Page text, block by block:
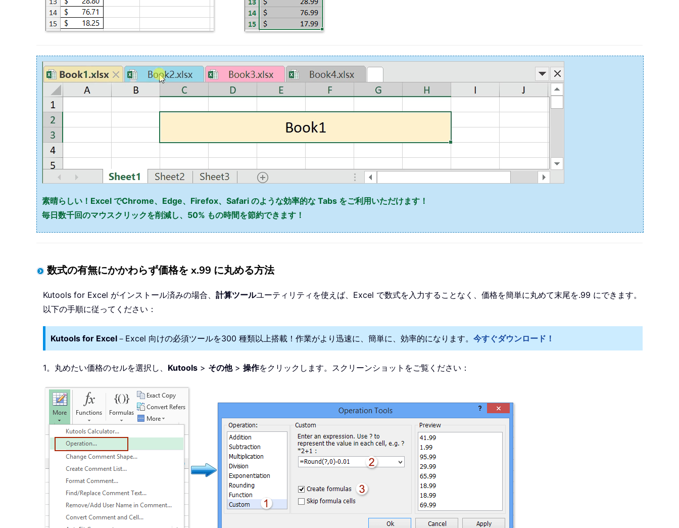
素晴らしい！Excel でChrome、Edge、Firefox、Safari のような効率的な Tabs をご利用いただけます！
毎日数千回のマウスクリックを削減し、50% もの時間を節約できます！
数式の有無にかかわらず価格を x.99 に丸める方法
Kutools for Excel がインストール済みの場合、 計算ツールユーティリティを使えば、Excel で数式を入力することなく、価格を簡単に丸めて末尾を.99 にできます。
以下の手順に従ってください：
Kutools for Excel －Excel 向けの必須ツールを300 種類以上搭載！作業がより迅速に、簡単に、効率的になります。 今すぐダウンロード！
1。丸めたい価格のセルを選択し、 Kutools > その他> 操作をクリックします。スクリーンショットをご覧ください：